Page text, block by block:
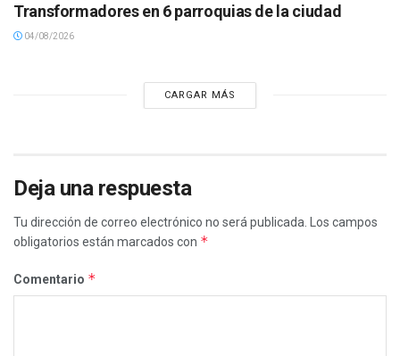
Transformadores en 6 parroquias de la ciudad
04/08/2026
CARGAR MÁS
Deja una respuesta
Tu dirección de correo electrónico no será publicada.
Los campos
obligatorios están marcados con *
Comentario *